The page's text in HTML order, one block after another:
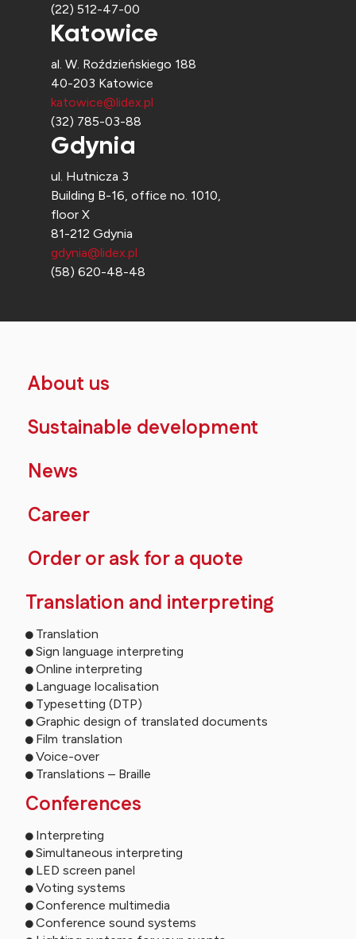
(22) 512-47-00
Katowice
al. W. Roździeńskiego 188
40-203 Katowice
katowice@lidex.pl
(32) 785-03-88
Gdynia
ul. Hutnicza 3
Building B-16, office no. 1010,
floor X
81-212 Gdynia
gdynia@lidex.pl
(58) 620-48-48
About us
Sustainable development
News
Career
Order or ask for a quote
Translation and interpreting
Translation
Sign language interpreting
Online interpreting
Language localisation
Typesetting (DTP)
Graphic design of translated documents
Film translation
Voice-over
Translations – Braille
Conferences
Interpreting
Simultaneous interpreting
LED screen panel
Voting systems
Conference multimedia
Conference sound systems